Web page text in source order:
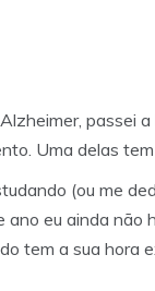
passei
Uma delas
(ou me
eu ainda não
tem a sua hora